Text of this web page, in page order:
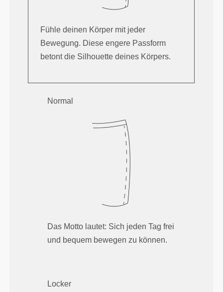
Fühle deinen Körper mit jeder
Bewegung. Diese engere Passform
betont die Silhouette deines Körpers.
Normal
Das Motto lautet: Sich jeden Tag frei
und bequem bewegen zu können.
Locker